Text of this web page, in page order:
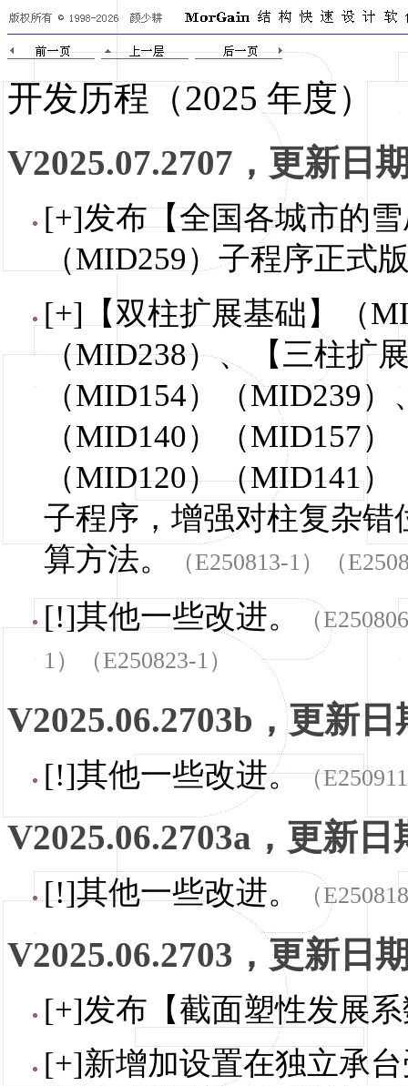
开发历程（2025 年度）
V2025.07.2707，更新日
[+]发布【全国各城市的
（MID259）子程序正式
[+]【双柱扩展基础】（
（MID238）、【三柱扩
（MID154）（MID239
（MID140）（MID157
（MID120）（MID141
子程序，增强对柱复杂
算方法。
（E250813-1）（
[!]其他一些改进。
（
1）（E250823-1）
V2025.06.2703b，更新日
[!]其他一些改进。（
V2025.06.2703a，更新日
[!]其他一些改进。 （
V2025.06.2703，更新日
[+]发布【截面塑性发展
[+]新增加设置在独立承